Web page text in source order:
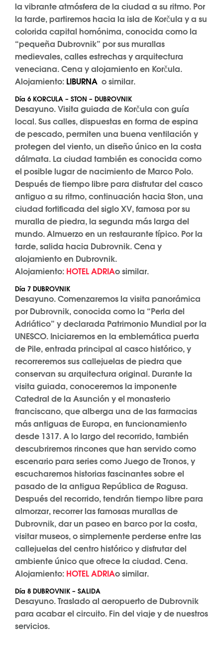
la vibrante atmósfera de la ciudad a su ritmo. Por
la tarde, partiremos hacia la isla de Korčula y a su
colorida capital homónima, conocida como la
“pequeña Dubrovnik” por sus murallas
medievales, calles estrechas y arquitectura
veneciana. Cena y alojamiento en Korčula.
Alojamiento: LIBURNA o similar.
Día 6 KORCULA – STON – DUBROVNIK
Desayuno. Visita guiada de Korčula con guía
local. Sus calles, dispuestas en forma de espina
de pescado, permiten una buena ventilación y
protegen del viento, un diseño único en la costa
dálmata. La ciudad también es conocida como
el posible lugar de nacimiento de Marco Polo.
Después de tiempo libre para disfrutar del casco
antiguo a su ritmo, continuación hacia Ston, una
ciudad fortificada del siglo XV, famosa por su
muralla de piedra, la segunda más larga del
mundo. Almuerzo en un restaurante típico. Por la
tarde, salida hacia Dubrovnik. Cena y
alojamiento en Dubrovnik.
Alojamiento: HOTEL ADRIAo similar.
Día 7 DUBROVNIK
Desayuno. Comenzaremos la visita panorámica
por Dubrovnik, conocida como la “Perla del
Adriático” y declarada Patrimonio Mundial por la
UNESCO. Iniciaremos en la emblemática puerta
de Pile, entrada principal al casco histórico, y
recorreremos sus callejuelas de piedra que
conservan su arquitectura original. Durante la
visita guiada, conoceremos la imponente
Catedral de la Asunción y el monasterio
franciscano, que alberga una de las farmacias
más antiguas de Europa, en funcionamiento
desde 1317. A lo largo del recorrido, también
descubriremos rincones que han servido como
escenario para series como Juego de Tronos, y
escucharemos historias fascinantes sobre el
pasado de la antigua República de Ragusa.
Después del recorrido, tendrán tiempo libre para
almorzar, recorrer las famosas murallas de
Dubrovnik, dar un paseo en barco por la costa,
visitar museos, o simplemente perderse entre las
callejuelas del centro histórico y disfrutar del
ambiente único que ofrece la ciudad. Cena.
Alojamiento: HOTEL ADRIAo similar.
Día 8 DUBROVNIK – SALIDA
Desayuno. Traslado al aeropuerto de Dubrovnik
para acabar el circuito. Fin del viaje y de nuestros
servicios.